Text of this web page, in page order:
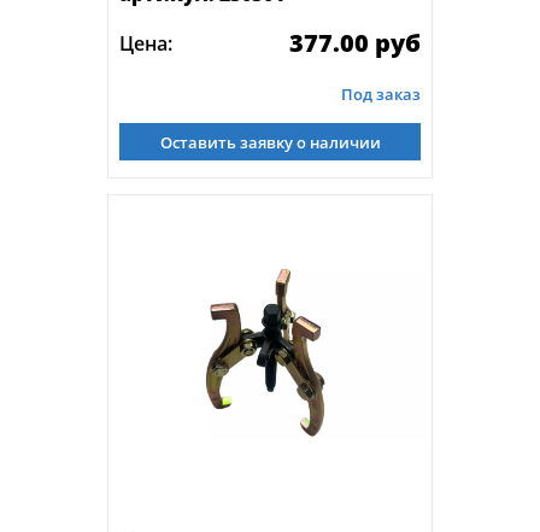
Цена:
377.00 руб
Под заказ
Оставить заявку о наличии